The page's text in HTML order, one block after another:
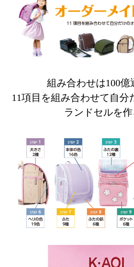
組み合わせは100億
11項目を組み合わせて自分
ランドセルを